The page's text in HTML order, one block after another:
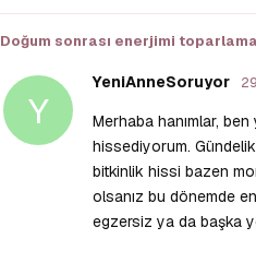
Doğum sonrası enerjimi
Y
YeniAnneSoruyor
Merhaba hanımlar,
hissediyorum.
bitkinlik hissi bazen
olsanız bu dönemde
egzersiz ya da başka